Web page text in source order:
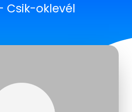
Csik-oklevél